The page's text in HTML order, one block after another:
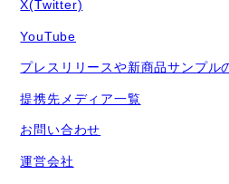
X(Twitter)
YouTube
プレスリリースや新商品サンプル
提携先メディア一覧
お問い合わせ
運営会社